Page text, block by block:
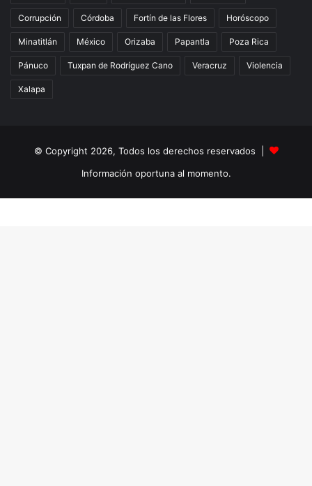
Corrupción Córdoba Fortín de las Flores Horóscopo
Minatitlán México Orizaba Papantla Poza Rica
Pánuco Tuxpan de Rodríguez Cano Veracruz Violencia
Xalapa
© Copyright 2026, Todos los derechos reservados |
Información oportuna al momento.